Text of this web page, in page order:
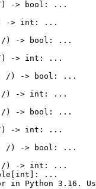
-> bool: ...
-> int: ...
) -> bool: ...
-> int: ...
/) -> bool: ...
) -> int: ...
) -> bool: ...
-> int: ...
/) -> bool: ...
) -> int: ...
...
in Python 3.16.